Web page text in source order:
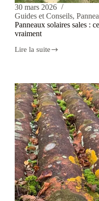
30 mars 2026
Guides et Conseils,
Panneaux solaires sales :
vraiment
Lire la suite